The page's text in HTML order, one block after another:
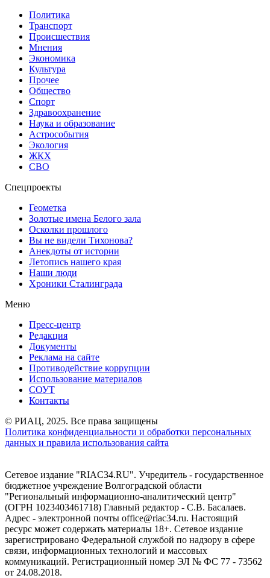
Политика
Транспорт
Происшествия
Мнения
Экономика
Культура
Прочее
Общество
Спорт
Здравоохранение
Наука и образование
Астрособытия
Экология
ЖКХ
СВО
Спецпроекты
Геометка
Золотые имена Белого зала
Осколки прошлого
Вы не видели Тихонова?
Анекдоты от истории
Летопись нашего края
Наши люди
Хроники Сталинграда
Меню
Пресс-центр
Редакция
Документы
Реклама на сайте
Противодействие коррупции
Использование материалов
СОУТ
Контакты
© РИАЦ, 2025. Все права защищены
Политика конфиденциальности и обработки персональных
данных и правила использования сайта
Сетевое издание "RIAC34.RU". Учредитель - государственное
бюджетное учреждение Волгоградской области
"Региональный информационно-аналитический центр"
(ОГРН 1023403461718) Главный редактор - С.В. Басалаев.
Адрес - электронной почты office@riac34.ru. Настоящий
ресурс может содержать материалы 18+. Сетевое издание
зарегистрировано Федеральной службой по надзору в сфере
связи, информационных технологий и массовых
коммуникаций. Регистрационный номер ЭЛ № ФС 77 - 73562
от 24.08.2018.